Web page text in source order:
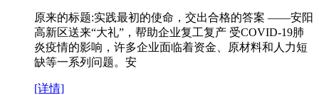
原来的标题:实践最初的使命，交出合格的答案 ——安阳
高新区送来“大礼”，帮助企业复工复产 受COVID-19肺
炎疫情的影响，许多企业面临着资金、原材料和人力短
缺等一系列问题。安
[详情]